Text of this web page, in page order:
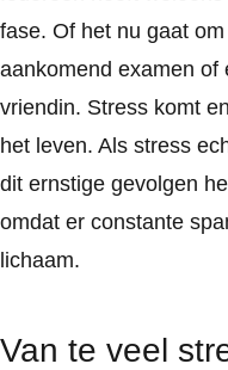
fase. Of het nu gaat
aankomend examen of
vriendin. Stress komt
het leven. Als stress
dit ernstige gevolgen
omdat er constante
lichaam.
Van te veel